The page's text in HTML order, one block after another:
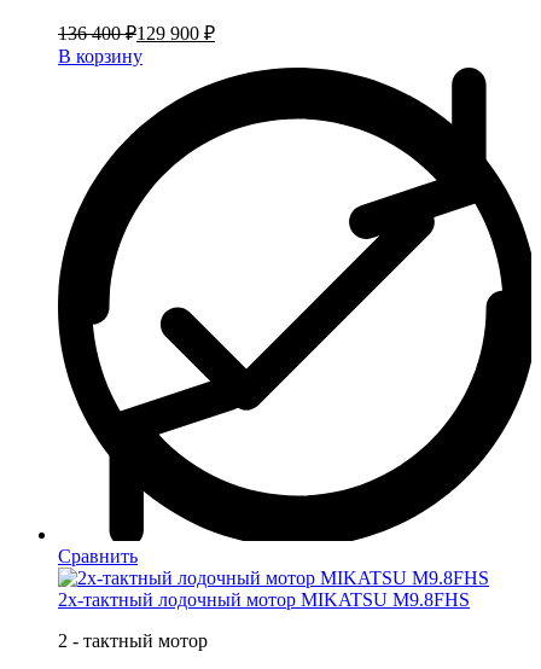
136 400 ₽129 900 ₽
В корзину
Сравнить
2х-тактный лодочный мотор MIKATSU M9.8FHS
2 - тактный мотор